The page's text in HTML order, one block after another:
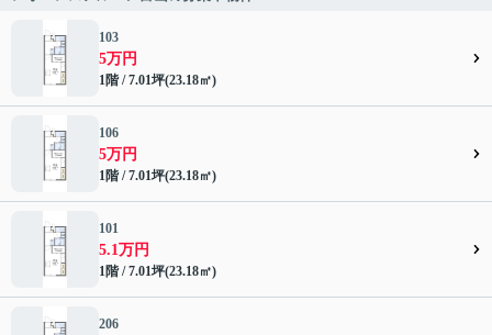
103
5万円
1階 / 7.01坪(23.18㎡)
106
5万円
1階 / 7.01坪(23.18㎡)
101
5.1万円
1階 / 7.01坪(23.18㎡)
206